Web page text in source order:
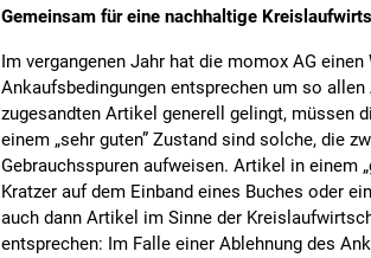
Gemeinsam für eine nachhaltige
Im vergangenen Jahr hat die momox AG
Ankaufsbedingungen entsprechen um so
zugesandten Artikel generell gelingt, müssen
einem „sehr guten” Zustand sind solche, die
Gebrauchsspuren aufweisen. Artikel in einem
Kratzer auf dem Einband eines Buches oder
auch dann Artikel im Sinne der
entsprechen: Im Falle einer Ablehnung des